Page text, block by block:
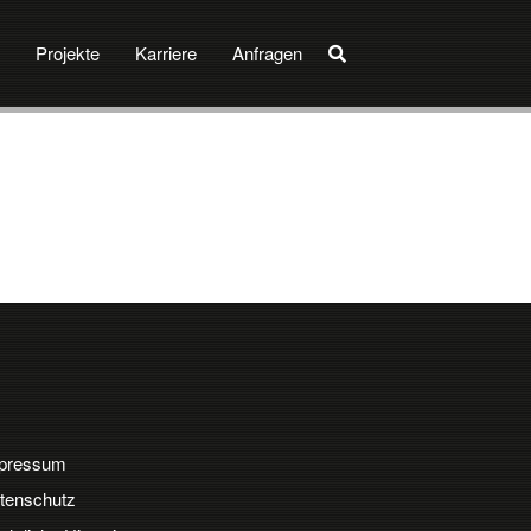
Projekte Karriere Anfragen